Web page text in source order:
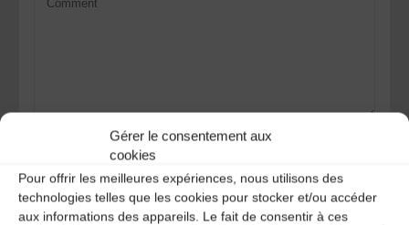
Gérer le consentement aux
cookies
Pour offrir les meilleures expériences, nous utilisons des
technologies telles que les cookies pour stocker et/ou accéder
aux informations des appareils. Le fait de consentir à ces